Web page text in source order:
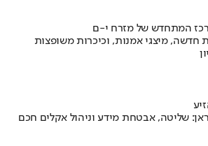
המתחדש של מזרח י-ם
חדשה, מיצגי אמנות, וכיכרות משופצות
שליטה, אבטחת מידע וניהול אקלים חכם